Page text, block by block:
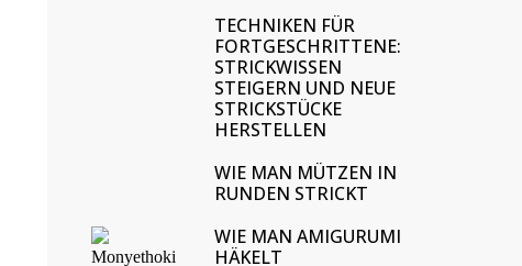
TECHNIKEN FÜR
FORTGESCHRITTENE:
STRICKWISSEN
STEIGERN UND NEUE
STRICKSTÜCKE
HERSTELLEN
WIE MAN MÜTZEN IN
RUNDEN STRICKT
WIE MAN AMIGURUMI
HÄKELT